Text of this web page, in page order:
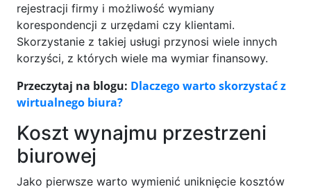
rejestracji firmy i możliwość wymiany
korespondencji z urzędami czy klientami.
Skorzystanie z takiej usługi przynosi wiele innych
korzyści, z których wiele ma wymiar finansowy.
Przeczytaj na blogu: Dlaczego warto skorzystać z
wirtualnego biura?
Koszt wynajmu przestrzeni
biurowej
Jako pierwsze warto wymienić uniknięcie kosztów